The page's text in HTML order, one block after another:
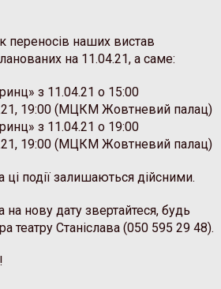
переносів наших вистав
на 11.04.21, а саме:
з 11.04.21 о 15:00
19:00 (МЦКМ Жовтневий палац)
з 11.04.21 о 19:00
19:00 (МЦКМ Жовтневий палац)
ці події залишаються дійсними.
на нову дату звертайтеся, будь
театру Станіслава (050 595 29 48).